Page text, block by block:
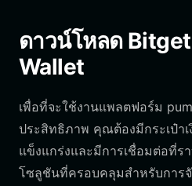
ดาวน์โหลด
Wallet
เพื่อที่จะใช้งานแพลตฟอร์ม
ประสิทธิภาพ คุณต้องมีกระเป๋า
แข็งแกร่งและมีการเชื่อมต่อที่ร
โซลูชันที่ครอบคลุมสำหรับการ